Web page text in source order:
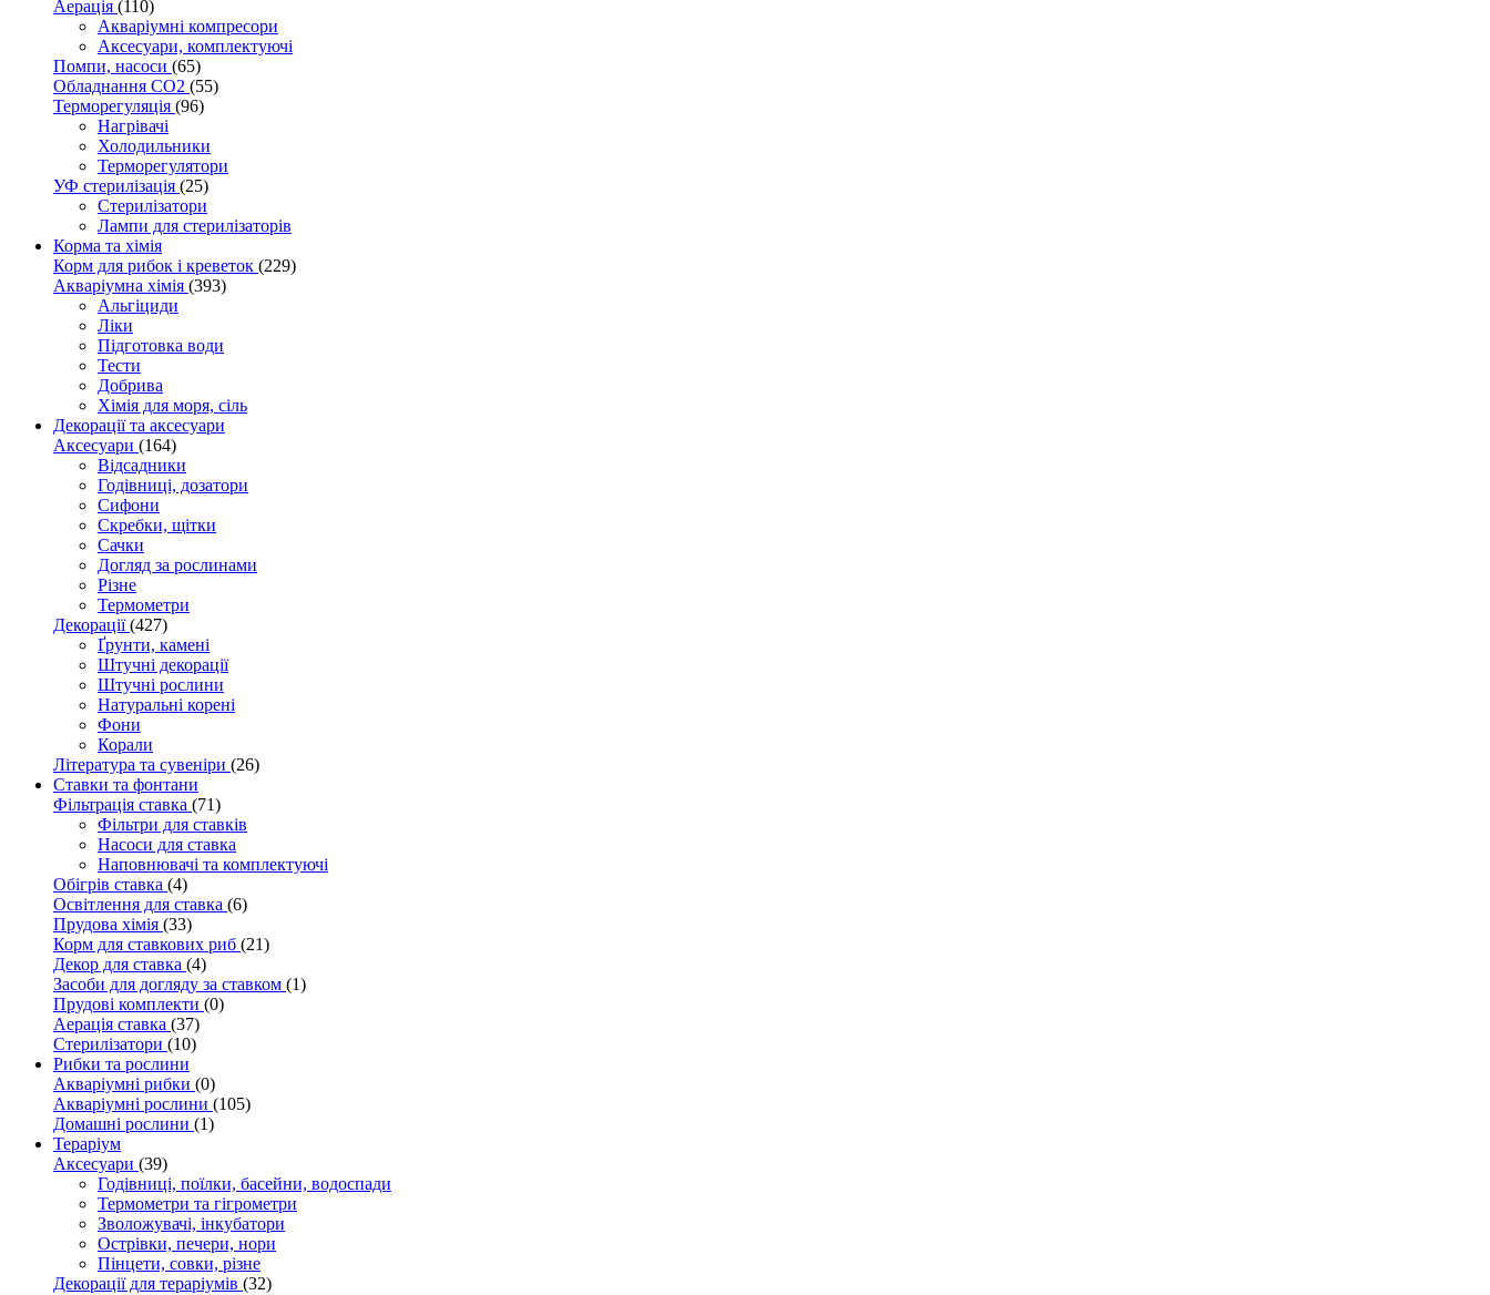
Аерація (110)
Акваріумні компресори
Аксесуари, комплектуючі
Помпи, насоси (65)
Обладнання CO2 (55)
Терморегуляція (96)
Нагрівачі
Холодильники
Терморегулятори
УФ стерилізація (25)
Стерилізатори
Лампи для стерилізаторів
Корма та хімія
Корм для рибок і креветок (229)
Акваріумна хімія (393)
Альгіциди
Ліки
Підготовка води
Тести
Добрива
Хімія для моря, сіль
Декорації та аксесуари
Аксесуари (164)
Відсадники
Годівниці, дозатори
Сифони
Скребки, щітки
Сачки
Догляд за рослинами
Різне
Термометри
Декорації(427)
Ґрунти, камені
Штучні декорації
Штучні рослини
Натуральні корені
Фони
Корали
Література та сувеніри (26)
Ставки та фонтани
Фільтрація ставка (71)
Фільтри для ставків
Насоси для ставка
Наповнювачі та комплектуючі
Обігрів ставка (4)
Освітлення для ставка (6)
Прудова хімія (33)
Корм для ставкових риб (21)
Декор для ставка (4)
Засоби для догляду за ставком (1)
Прудові комплекти (0)
Аерація ставка (37)
Стерилізатори (10)
Рибки та рослини
Акваріумні рибки (0)
Акваріумні рослини (105)
Домашні рослини (1)
Тераріум
Аксесуари (39)
Годівниці, поїлки, басейни, водоспади
Термометри та гігрометри
Зволожувачі, інкубатори
Острівки, печери, нори
Пінцети, совки, різне
Декорації для тераріумів (32)